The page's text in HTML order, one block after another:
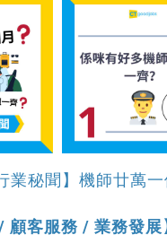
業秘聞】機師廿萬一
客服務 / 業務發展